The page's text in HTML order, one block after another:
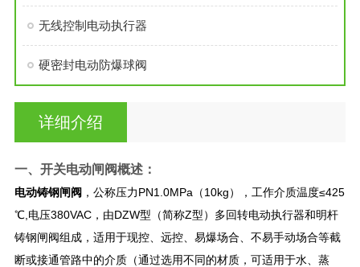
无线控制电动执行器
硬密封电动防爆球阀
详细介绍
一、 开关电动闸阀概述：
电动铸钢闸阀，公称压力PN1.0MPa（10kg），工作介质温度≤425
℃,电压380VAC，由DZW型（简称Z型）多回转电动执行器和明杆
铸钢闸阀组成，适用于现控、远控、易爆场合、不易手动场合等截
断或接通管路中的介质（通过选用不同的材质，可适用于水、蒸